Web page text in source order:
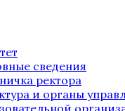
сведения
ректора
и органы